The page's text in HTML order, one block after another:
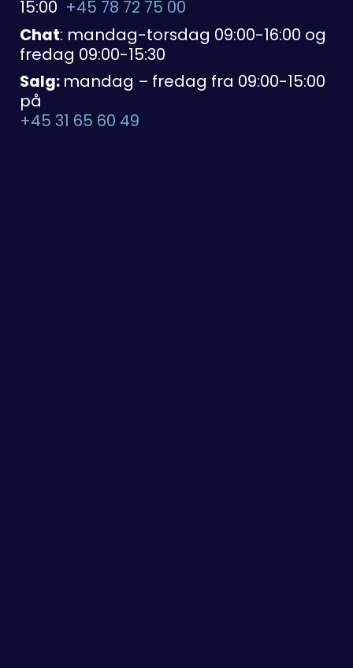
15:00 +45 78 72 75 00
Chat: mandag-torsdag 09:00-16:00 og
fredag 09:00-15:30
Salg: mandag – fredag fra 09:00-15:00
på
+45 31 65 60 49